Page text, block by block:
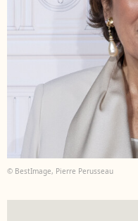
© BestImage, Pierre Perusseau